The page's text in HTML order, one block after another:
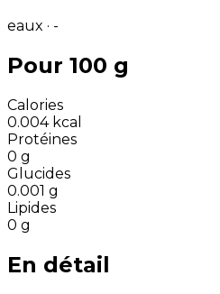
eaux · -
Pour 100 g
Calories
0.004 kcal
Protéines
0 g
Glucides
0.001 g
Lipides
0 g
En détail